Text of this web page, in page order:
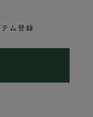
ム登録